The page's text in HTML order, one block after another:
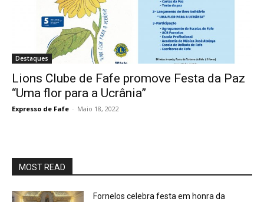
Destaques
Lions Clube de Fafe promove Festa da Paz
“Uma flor para a Ucrânia”
Expresso de Fafe - Maio 18, 2022
MOST READ
Fornelos celebra festa em honra da